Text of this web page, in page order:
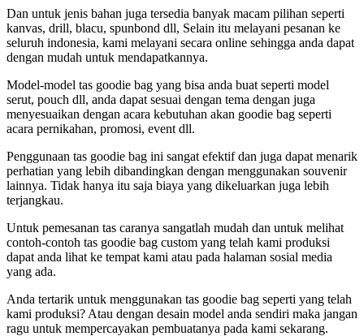
Dan untuk jenis bahan juga tersedia banyak macam pilihan seperti
kanvas, drill, blacu, spunbond dll, Selain itu melayani pesanan ke
seluruh indonesia, kami melayani secara online sehingga anda dapat
dengan mudah untuk mendapatkannya.
Model-model tas goodie bag yang bisa anda buat seperti model
serut, pouch dll, anda dapat sesuai dengan tema dengan juga
menyesuaikan dengan acara kebutuhan akan goodie bag seperti
acara pernikahan, promosi, event dll.
Penggunaan tas goodie bag ini sangat efektif dan juga dapat menarik
perhatian yang lebih dibandingkan dengan menggunakan souvenir
lainnya. Tidak hanya itu saja biaya yang dikeluarkan juga lebih
terjangkau.
Untuk pemesanan tas caranya sangatlah mudah dan untuk melihat
contoh-contoh tas goodie bag custom yang telah kami produksi
dapat anda lihat ke tempat kami atau pada halaman sosial media
yang ada.
Anda tertarik untuk menggunakan tas goodie bag seperti yang telah
kami produksi? Atau dengan desain model anda sendiri maka jangan
ragu untuk mempercayakan pembuatanya pada kami sekarang.